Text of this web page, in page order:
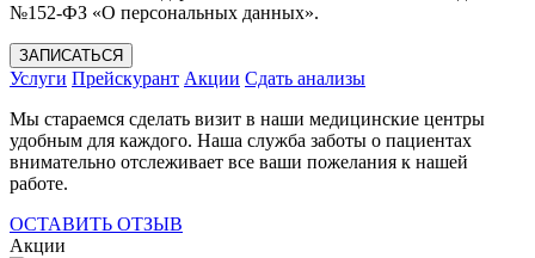
№152-ФЗ «О персональных данных».
ЗАПИСАТЬСЯ
Услуги Прейскурант Акции Сдать анализы
Мы стараемся сделать визит в наши медицинские центры
удобным для каждого. Наша служба заботы о пациентах
внимательно отслеживает все ваши пожелания к нашей
работе.
ОСТАВИТЬ ОТЗЫВ
Акции